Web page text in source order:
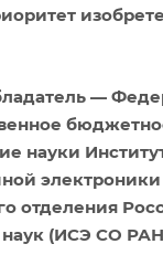
—
науки
электроники
отделения
(ИСЭ СО